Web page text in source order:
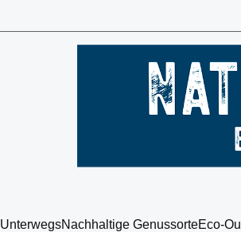
UnterwegsNachhaltige GenussorteEco-